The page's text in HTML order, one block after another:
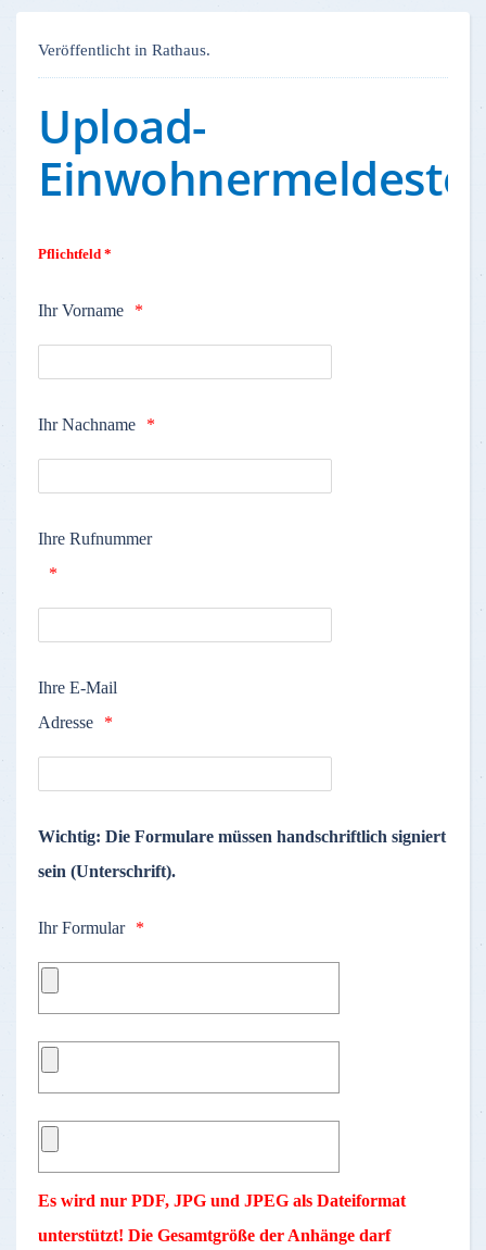
Veröffentlicht in Rathaus.
Upload-
Pflichtfeld *
Ihr Vorname
Ihr Nachname
Ihre Rufnummer
Ihre E-Mail
Adresse
Wichtig: Die Formulare müssen handschriftlich signiert
sein (Unterschrift).
Ihr Formular
Es wird nur PDF, JPG und JPEG als Dateiformat
unterstützt! Die Gesamtgröße der Anhänge darf